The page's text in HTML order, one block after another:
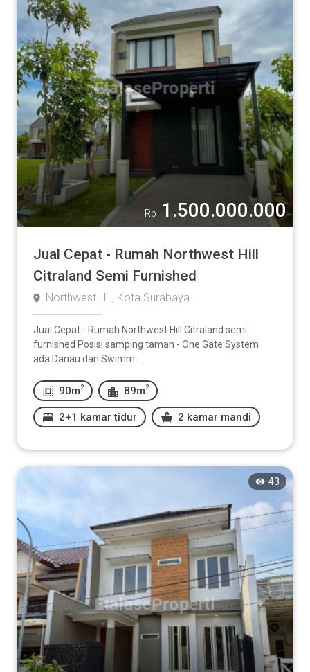
Rp 1.500.000.000
Jual Cepat - Rumah Northwest Hill
Citraland Semi Furnished
Northwest Hill, Kota Surabaya
Jual Cepat - Rumah Northwest Hill Citraland semi
furnished Posisi samping taman - One Gate System
ada Danau dan Swimm...
90m 2 89m 2
2+1 kamar tidur 2 kamar mandi
43